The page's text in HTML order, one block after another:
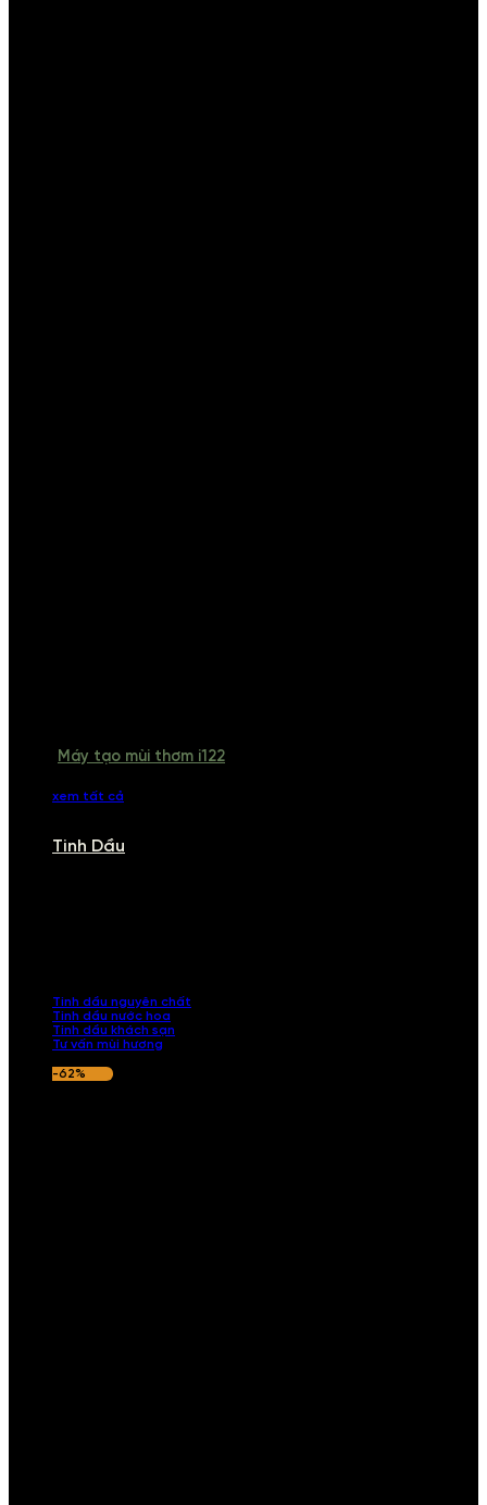
Máy tạo mùi thơm i122
xem tất cả
Tinh Dầu
Tinh dầu nguyên chất
Tinh dầu nước hoa
Tinh dầu khách sạn
Tư vấn mùi hương
-62%